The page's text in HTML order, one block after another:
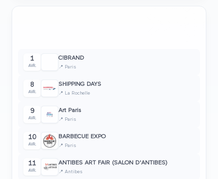
1
AVR.
C!BRAND
📍 Paris
8
AVR.
SHIPPING DAYS
📍 La Rochelle
9
AVR.
Art Paris
📍 Paris
10
AVR.
BARBECUE EXPO
📍 Paris
11
AVR.
ANTIBES ART FAIR (SALON D'ANTIBES)
📍 Antibes